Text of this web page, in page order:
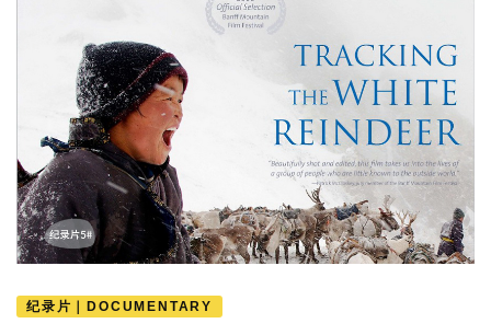
纪录片｜DOCUMENTARY